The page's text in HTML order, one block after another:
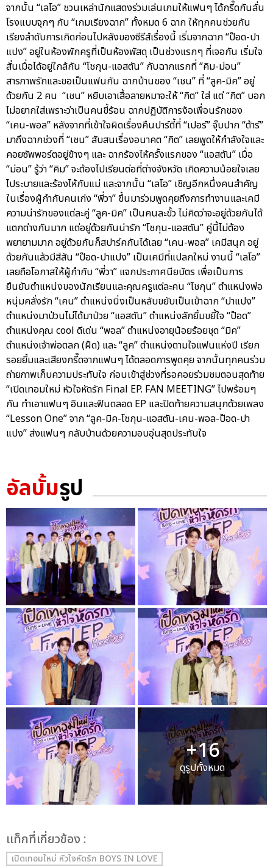
จากนั้น “เลโอ” ชวนเหล่านักแสดงร่วมเล่นเกมให้แฟนๆ ได้กรี๊ดกันลั่น
โรงแบบจุกๆ กับ “เกมเรียงฉาก” ทั้งหมด 6 ฉาก ให้ทุกคนช่วยกัน
เรียงลำดับการเกิดก่อนไปหลังของซีรีส์เรื่องนี้ เริ่มจากฉาก “ป๊อด-ปา
แปง” อยู่ในห้องพักครูที่เป็นห้องพัสดุ เป็นช่วงแรกๆ ที่เจอกัน เริ่มใจ
สั่นเมื่อได้อยู่ใกล้กัน “โชกุน-แอสตัน” กับฉากแรกที่ “คิม-ม่อน”
สารภาพรักและขอเป็นแฟนกัน ฉากบ้านของ “เชน” ที่ “ลูค-มิค” อยู่
ด้วยกัน 2 คน “เชน” หยิบเอาเสื้อลายหมาจะให้ “กิต” ใส่ แต่ “กิต” บอก
ไม่อยากใส่เพราะว่าเป็นคนขี้ร้อน ฉากปฏิบัติการง้อเพื่อนรักของ
“เคน-พอล” หลังจากที่เข้าใจผิดเรื่องคืนปาร์ตี้ที่ “เปอร์” จุ๊บปาก “ต้าร์”
มาถึงฉากช่วงที่ “เชน” สับสนเรื่องอนาคต “กิต” เลยพูดให้กำลังใจและ
คอยซัพพอร์ตอยู่ข้างๆ และ ฉากร้องไห้ครั้งแรกของ “แอสตัน” เมื่อ
“ม่อน” รู้ว่า “คิม” จะต้องไปเรียนต่อที่ต่างจังหวัด เกิดความน้อยใจเลย
ไประบายและร้องไห้กับแม่ และจากนั้น “เลโอ” เชิญอีกหนึ่งคนสำคัญ
ในเรื่องผู้กำกับคนเก่ง “พี่วา” ขึ้นมาร่วมพูดคุยถึงการทำงานและเคมี
ความน่ารักของแต่ละคู่ “ลูค-มิค” เป็นคนละขั้ว ไม่คิดว่าจะอยู่ด้วยกันได้
แตกต่างกันมาก แต่อยู่ด้วยกันน่ารัก “โชกุน-แอสตัน” คู่นี้ไม่ต้อง
พยายามมาก อยู่ด้วยกันก็สปาร์คกันได้เลย “เคน-พอล” เคมีสนุก อยู่
ด้วยกันแล้วมีสีสัน “ป๊อด-ปาแปง” เป็นเคมีที่แปลกใหม่ งานนี้ “เลโอ”
เลยถือโอกาสให้ผู้กำกับ “พี่วา” แจกประกาศนียบัตร เพื่อเป็นการ
ยืนยันตำแหน่งของนักเรียนและคุณครูแต่ละคน “โชกุน” ตำแหน่งพ่อ
หนุ่มคลั่งรัก “เคน” ตำแหน่งนิ่งเป็นหลับขยับเป็นเข้าฉาก “ปาแปง”
ตำแหน่งมาป่วนไม่ได้มาป่วย “แอสตัน” ตำแหน่งลักยิ้มขยี้ใจ “ป๊อด”
ตำแหน่งคุณ cool ดีเด่น “พอล” ตำแหน่งอายุน้อยร้อยชุด “มิค”
ตำแหน่งเจ้าพ่อตลก (ฝืด) และ “ลูค” ตำแหน่งตามใจแฟนแห่งปี เรียก
รอยยิ้มและเสียงกรี๊ดจากแฟนๆ ได้ตลอดการพูดคุย จากนั้นทุกคนร่วม
ถ่ายภาพเก็บความประทับใจ ก่อนเข้าสู่ช่วงที่รอคอยร่วมชมตอนสุดท้าย
“เปิดเทอมใหม่ หัวใจหัดรัก Final EP. FAN MEETING” ไปพร้อมๆ
กัน ทำเอาแฟนๆ อินและฟินตลอด EP และปิดท้ายความสนุกด้วยเพลง
“Lesson One” จาก “ลูค-มิค-โชกุน-แอสตัน-เคน-พอล-ป๊อด-ปา
แปง” ส่งแฟนๆ กลับบ้านด้วยความอบอุ่นสุดประทับใจ
อัลบั้มรูป
+16
ดูรูปทั้งหมด
เเท็กที่เกี่ยวข้อง :
เปิดเทอมใหม่ หัวใจหัดรัก BOYS IN LOVE